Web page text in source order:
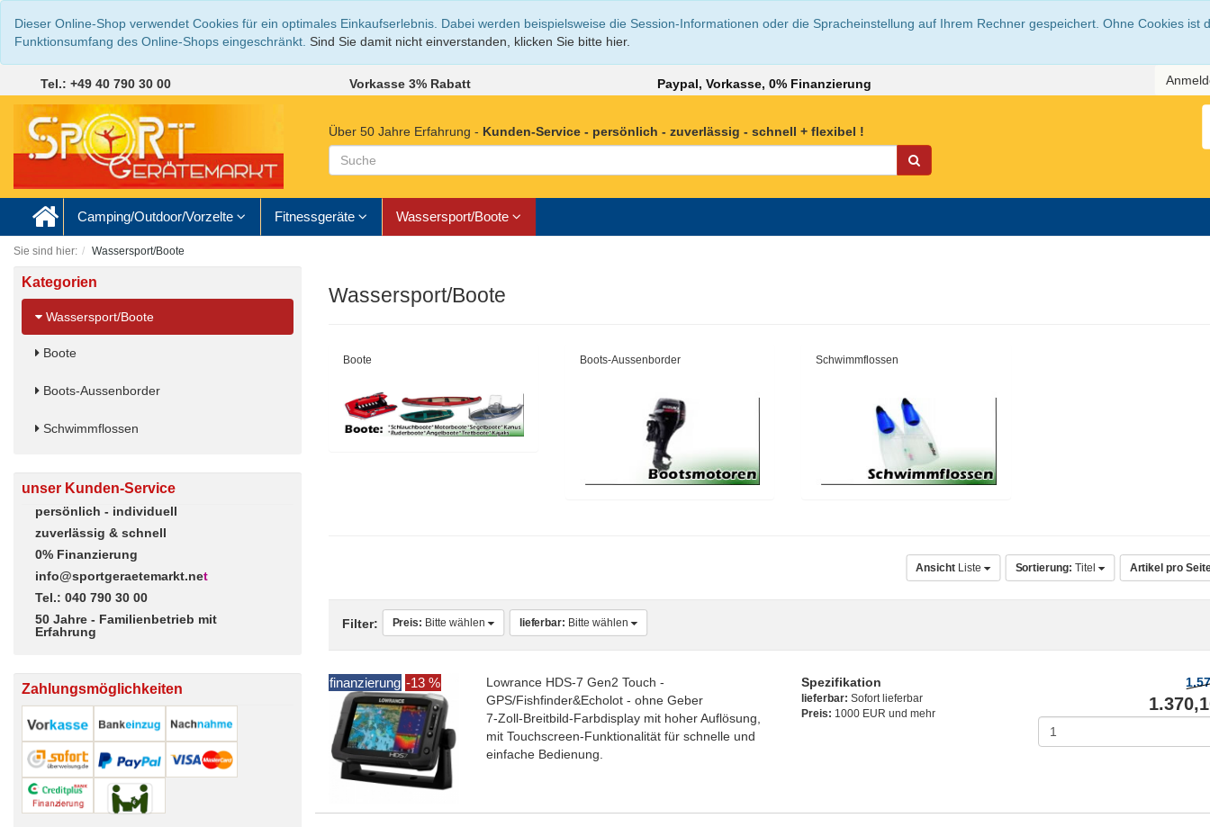
Dieser Online-Shop verwendet Cookies für ein optimales Einkaufserlebnis. Dabei werden beispielsweise die Session-Informationen oder die Spracheinstellung auf Ihrem Rechner gespeichert. Ohne Cookies ist
Funktionsumfang des Online-Shops eingeschränkt. Sind Sie damit nicht einverstanden, klicken Sie bitte hier.
Tel.: +49 40 790 30 00 Vorkasse 3% Rabatt Paypal, Vorkasse, 0% Finanzierung
Über 50 Jahre Erfahrung - Kunden-Service - persönlich - zuverlässig - schnell + flexibel !
Camping/Outdoor/Vorzelte Fitnessgeräte Wassersport/Boote
Sie sind hier: Wassersport/Boote
Kategorien
Wassersport/Boote
Boote
Boots-Aussenborder
Schwimmflossen
unser Kunden-Service
persönlich - individuell
zuverlässig & schnell
0% Finanzierung
info@sportgeraetemarkt.net
Tel.: 040 790 30 00
50 Jahre - Familienbetrieb mit
Erfahrung
Zahlungsmöglichkeiten
Wassersport/Boote
Boote Boots-Aussenborder Schwimmflossen
AnsichtListe Sortierung: Titel Artikel pro
Filter: Preis: Bitte wählen lieferbar: Bitte wählen
finanzierung -13 %
Lowrance HDS-7 Gen2 Touch -
GPS/Fishfinder&Echolot - ohne Geber
7-Zoll-Breitbild-Farbdisplay mit hoher Auflösung,
mit Touchscreen-Funktionalität für schnelle und
einfache Bedienung.
Spezifikation
lieferbar: Sofort lieferbar
Preis: 1000 EUR und mehr